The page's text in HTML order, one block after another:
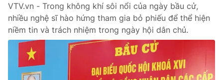
thông tin từ website này.
VTV.vn - Trong không khí sôi nổi của ngày bầu cử,
nhiều nghệ sĩ hào hứng tham gia bỏ phiếu để thể hiện
niềm tin và trách nhiệm trong ngày hội dân chủ.